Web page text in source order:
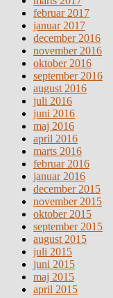
februar 2017
januar 2017
december 2016
november 2016
oktober 2016
september 2016
august 2016
juli 2016
juni 2016
maj 2016
april 2016
marts 2016
februar 2016
januar 2016
december 2015
november 2015
oktober 2015
september 2015
august 2015
juli 2015
juni 2015
maj 2015
april 2015